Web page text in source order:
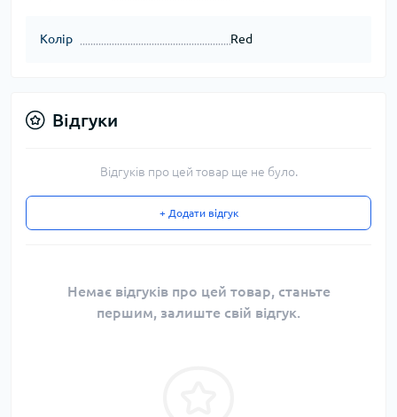
Колір Red
Відгуки
Відгуків про цей товар ще не було.
+ Додати відгук
Немає відгуків про цей товар, станьте
першим, залиште свій відгук.